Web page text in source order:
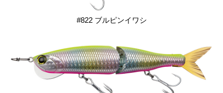
#822 ブルピンイワシ